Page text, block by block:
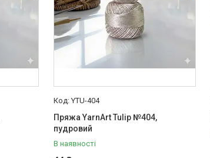
YTU-404
Пряжа YarnArt Tulip №404,
пудровий
В наявності